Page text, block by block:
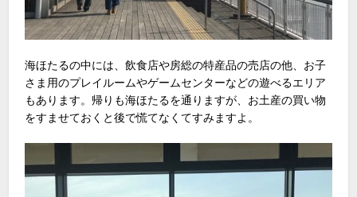
海ほたるの中には、飲食店や房総の特産品の売店の他、お子
さま用のプレイルームやゲームセンターなどの遊べるエリア
もあります。帰りも海ほたるを通りますが、お土産の買い物
をすませておくと後で慌てなくてすみますよ。